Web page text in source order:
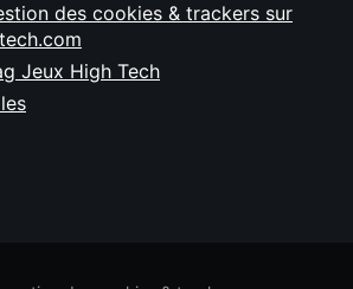
des cookies & trackers sur
Jeux High Tech